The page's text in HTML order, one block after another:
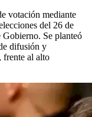
votación mediante
del 26 de
Se planteó
difusión y
frente al alto